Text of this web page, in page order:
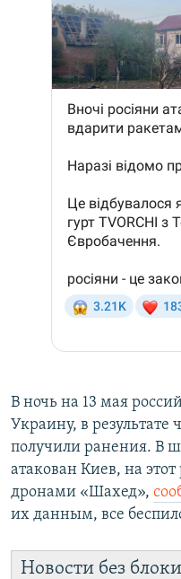
В ночь на 13 мая
Украину, в результате
получили ранения. В
атакован Киев, на
дронами «Шахед»,
их данным, все
Новости без